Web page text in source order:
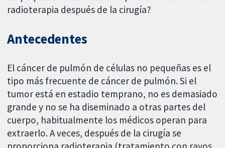
radioterapia después de la cirugía?
Antecedentes
El cáncer de pulmón de células no pequeñas es el
tipo más frecuente de cáncer de pulmón. Si el
tumor está en estadio temprano, no es demasiado
grande y no se ha diseminado a otras partes del
cuerpo, habitualmente los médicos operan para
extraerlo. A veces, después de la cirugía se